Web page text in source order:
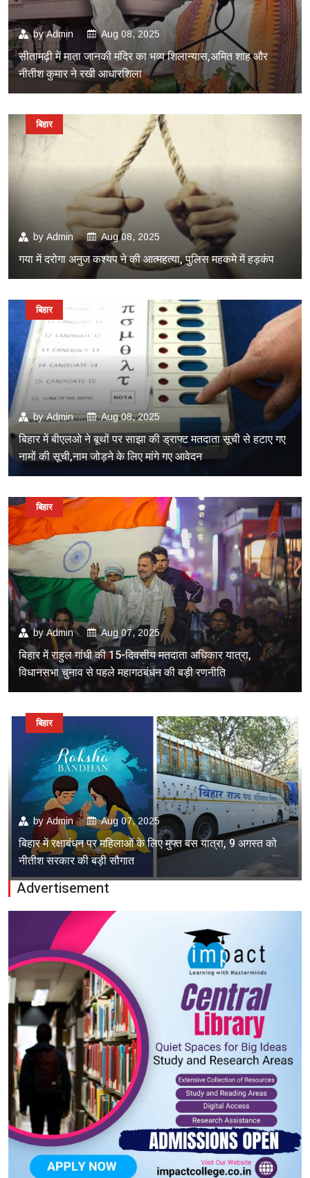
byAdmin Aug 08, 2025
सीतामढ़ी में माता जानकी मंदिर का भव्य शिलान्यास,अमित शाह और
नीतीश कुमार ने रखी आधारशिला
by Admin Aug 08, 2025
गया में दरोगा अनुज कश्यप ने की आत्महत्या, पुलिस महकमे में हड़कंप
बिहार
byAdmin Aug 08, 2025
बिहार में बीएलओ ने बूथों पर साझा की ड्राफ्ट मतदाता सूची से हटाए गए
नामों की सूची,नाम जोड़ने के लिए मांगे गए आवेदन
बिहार
byAdmin Aug 07, 2025
बिहार में राहुल गांधी की 15-दिवसीय मतदाता अधिकार यात्रा,
विधानसभा चुनाव से पहले महागठबंधन की बड़ी रणनीति
बिहार
by Admin Aug 07, 2025
बिहार में रक्षाबंधन पर महिलाओं के लिए मुफ्त बस यात्रा, 9 अगस्त को
नीतीश सरकार की बड़ी सौगात
बिहार
Advertisement